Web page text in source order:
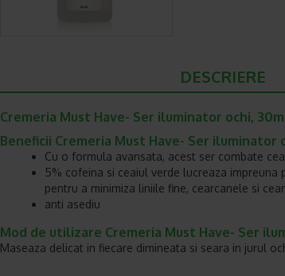
DESCRIERE
Cremeria Must Have- Ser iluminator ochi,
Beneficii Cremeria Must Have- Ser iluminator
Cu o formula avansata, acest ser combate
5% cofeina si ceaiul verde lucreaza impreuna
pentru a minimiza liniile fine, cearcanele si
anti asediu
Mod de utilizare Cremeria Must Have- Ser
Maseaza delicat in fiecare dimineata si seara in jurul